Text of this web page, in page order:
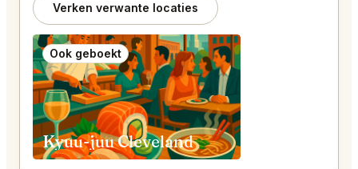
Verken verwante locaties
Ook geboekt
Kyuu-juu Cleveland